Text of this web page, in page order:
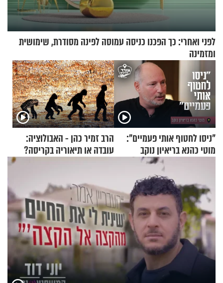
לפני ואחרי: כך הפכנו כניסה עמוסה לפינה מסודרת, שימושית
ומזמינה
"ניסו לחטוף אותי פעמיים":
מוטי כהנא בריאיון נוקב
הרב זמיר כהן - האבולוציה:
עובדה או תיאוריה בקריסה?